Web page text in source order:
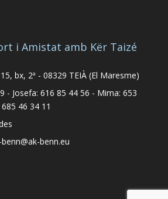
i Amistat amb Kër Taizé
bx, 2ª - 08329 TEIÀ (El Maresme)
- Josefa: 616 85 44 56 - Mima: 653
46 34 11
benn.eu